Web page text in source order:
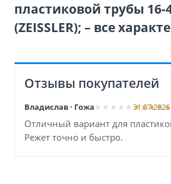
пластиковой трубы
(ZEISSLER); – все
Отзывы покупателей
Владислав · Гожа 31.07.2026
Отличный вариант для
Режет точно и быстро.